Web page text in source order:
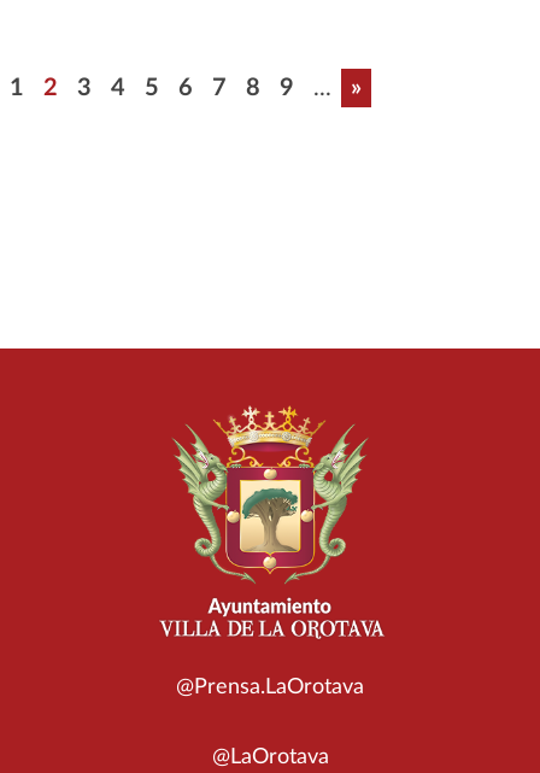
Paginación
Página
1 Página
2 Página
3 Página
4 Página
5 Página
6 Página
7 Página
8 Página
9 ... Última página
»
@Prensa.LaOrotava
@LaOrotava